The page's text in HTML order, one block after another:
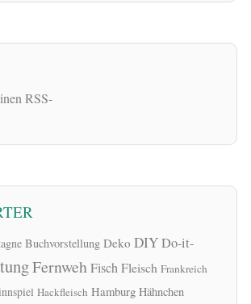
RSS-
Buchvorstellung Deko DIYDo-it-
FernwehFischFleisch Frankreich
Hackfleisch Hamburg Hähnchen